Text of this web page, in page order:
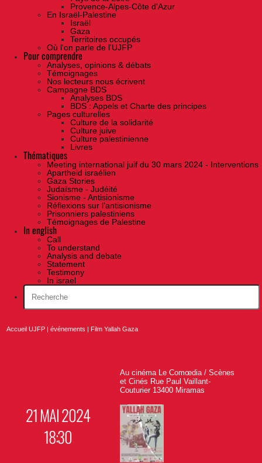
Provence-Alpes-Côte d'Azur
En Israël-Palestine
Israël
Gaza
Territoires occupés
Où l'on parle de l'UJFP
Pour comprendre
Analyses, opinions & débats
Témoignages
Nos lecteurs nous écrivent
Campagne BDS
Analyses BDS
BDS : Appels et Charte des principes
Pages culturelles
Culture de la solidarité
Culture juive
Culture palestinienne
Livres
Thématiques
Meeting international juif du 30 mars 2024 - Interventions
Apartheid israélien
Gaza Stories
Judaïsme - Judéité
Sionisme - Antisionisme
Réflexions sur l’antisionisme
Prisonniers palestiniens
Témoignages de Palestine
In english
Call
To understand
Analysis and debate
Statement
Testimony
In israel
Accueil UJFP |événements Film Yallah Gaza
21 MAI 2024
18:30
Au cinéma Le Comœdia / Scènes
et Cinés Rue Paul Vaillant-
Couturier 13400 Miramas